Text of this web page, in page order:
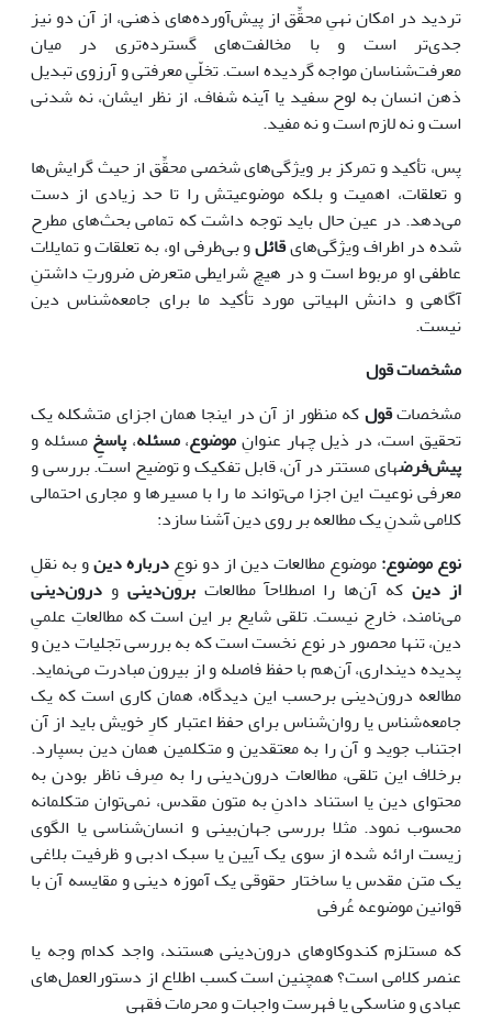
تردید در امکان نهیِ محقِّق از پیش‌آورده‌های ذهنی، از آن دو نیز
جدی‌تر است و با مخالفت‌های گسترده‌تری در میان
معرفت‌شناسان مواجه گردیده است. تخلّیِ معرفتی و آرزوی تبدیل
ذهن انسان به لوح سفید یا آینه شفاف، از نظر ایشان، نه شدنی
است و نه لازم است و نه مفید.
پس، تأکید و تمرکز بر ویژگی‌های شخصی محقِّق از حیث گرایش‌ها
و تعلقات، اهمیت و بلکه موضوعیتش را تا حد زیادی از دست
می‌دهد. در عین حال باید توجه داشت که تمامی بحث‌های مطرح
شده در اطراف ویژگی‌هایقائلو بی‌طرفی او، به تعلقات و تمایلات
عاطفی او مربوط است و در هیچ شرایطی متعرض ضرورتِ داشتنِ
آگاهی و دانش الهیاتی مورد تأکید ما برای جامعه‌شناس دین
نیست.
مشخصات قول
مشخصاتقولکه منظور از آن در اینجا همان اجزای متشکله یک
تحقیق است، در ذیل چهار عنوانِموضوع،مسئله،پاسخِمسئله و
پیش‌فرضهای مستتر در آن، قابل تفکیک و توضیح است. بررسی و
معرفی نوعیت این اجزا می‌تواند ما را با مسیرها و مجاری احتمالی
کلامی شدنِ یک مطالعه بر روی دین آشنا سازد:
نوع موضوع:موضوع مطالعات دین از دو نوعِدرباره دینو به نقلِ
از دینکه آن‌ها را اصطلاحآ مطالعاتبرون‌دینی و درون‌دینی
می‌نامند، خارج نیست. تلقی شایع بر این است که مطالعاتِ علمیِ
دین، تنها محصور در نوع نخست است که به بررسی تجلیات دین و
پدیده دینداری، آن‌هم با حفظ فاصله و از بیرون مبادرت می‌نماید.
مطالعه درون‌دینی برحسب این دیدگاه، همان کاری است که یک
جامعه‌شناس یا روان‌شناس برای حفظ اعتبار کارِ خویش باید از آن
اجتناب جوید و آن را به معتقدین و متکلمین همان دین بسپارد.
برخلاف این تلقی، مطالعات درون‌دینی را به صِرف ناظر بودن به
محتوای دین یا استناد دادنِ به متون مقدس، نمی‌توان متکلمانه
محسوب نمود. مثلا بررسی جهان‌بینی و انسان‌شناسی یا الگوی
زیست ارائه شده از سوی یک آیین یا سبک ادبی و ظرفیت بلاغی
یک متن مقدس یا ساختار حقوقی یک آموزه دینی و مقایسه آن با
قوانین موضوعه عُرفی
که مستلزم کندوکاوهای درون‌دینی هستند، واجد کدام وجه یا
عنصر کلامی است؟ همچنین است کسب اطلاع از دستورالعمل‌های
عبادی و مناسکی یا فهرست واجبات و محرمات فقهی